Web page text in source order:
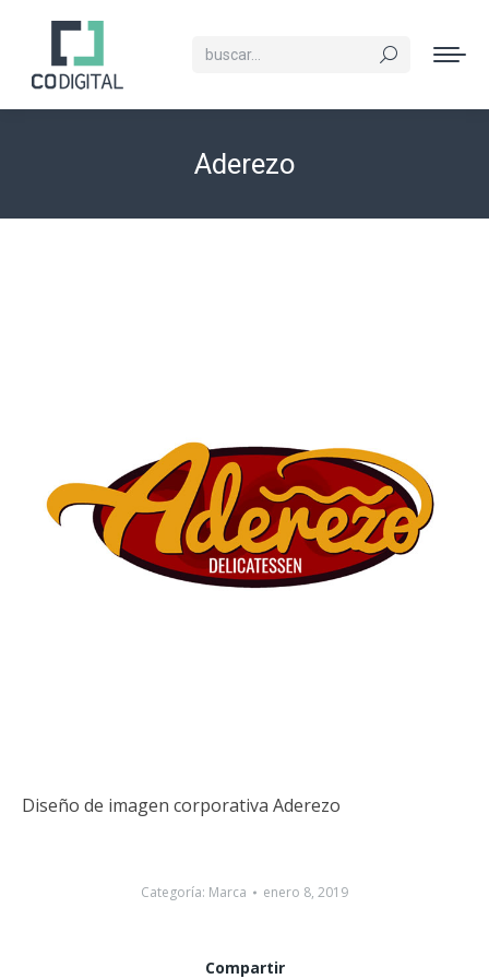
Buscar:
Aderezo
Diseño de imagen corporativa Aderezo
Categoría: Marca enero 8, 2019
Compartir